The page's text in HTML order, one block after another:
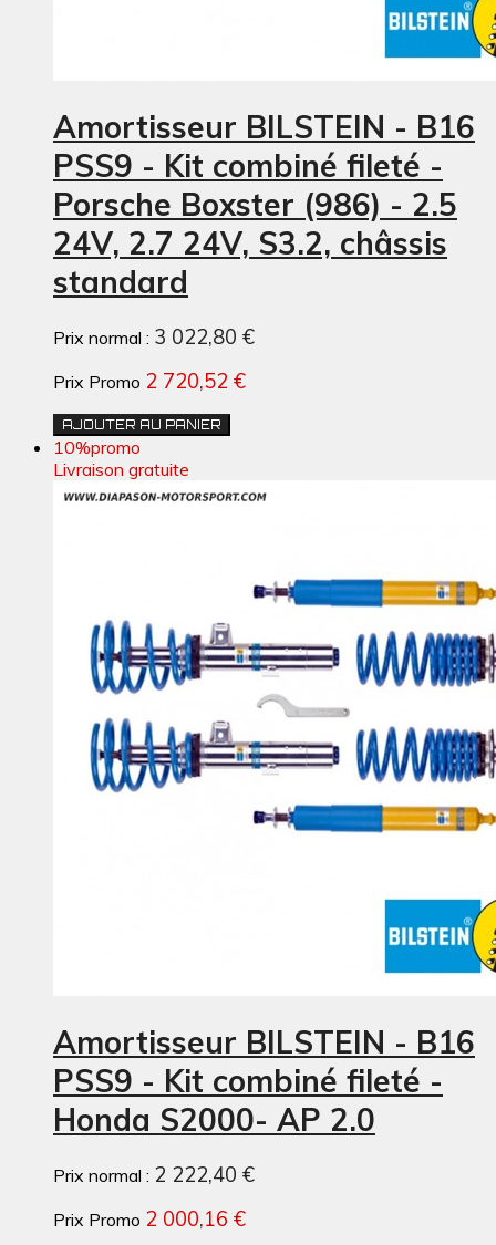
Amortisseur BILSTEIN - B16
PSS9 - Kit combiné fileté -
Porsche Boxster (986) - 2.5
24V, 2.7 24V, S3.2, châssis
standard
Prix normal : 3 022,80 €
Prix Promo 2 720,52 €
AJOUTER AU PANIER
10%promo
Livraison gratuite
Amortisseur BILSTEIN - B16
PSS9 - Kit combiné fileté -
Honda S2000- AP 2.0
Prix normal : 2 222,40 €
Prix Promo 2 000,16 €